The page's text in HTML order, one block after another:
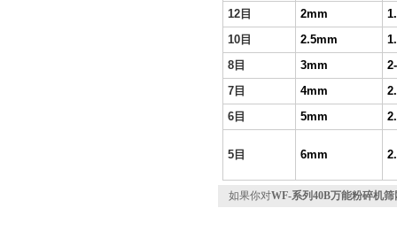
12 目 2mm
10 目 2.5mm
8 目 3mm
7 目 4mm
6 目 5mm
5 目 6mm
如果你对WF-系列40B万能粉碎机筛